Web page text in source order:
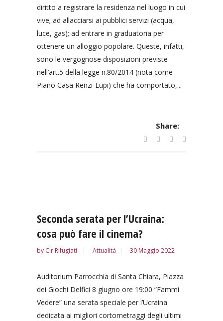
diritto a registrare la residenza nel luogo in cui
vive; ad allacciarsi ai pubblici servizi (acqua,
luce, gas); ad entrare in graduatoria per
ottenere un alloggio popolare. Queste, infatti,
sono le vergognose disposizioni previste
nell’art.5 della legge n.80/2014 (nota come
Piano Casa Renzi-Lupi) che ha comportato,...
Share:
Seconda serata per l’Ucraina:
cosa può fare il cinema?
by Cir Rifugiati Attualità 30 Maggio 2022
Auditorium Parrocchia di Santa Chiara, Piazza
dei Giochi Delfici 8 giugno ore 19:00 “Fammi
Vedere” una serata speciale per l’Ucraina
dedicata ai migliori cortometraggi degli ultimi